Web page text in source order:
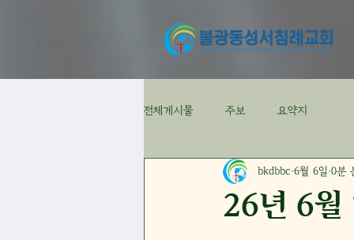
전체게시물 주보 요약지
26년 6월
bkdbbc 6월 6일 0분